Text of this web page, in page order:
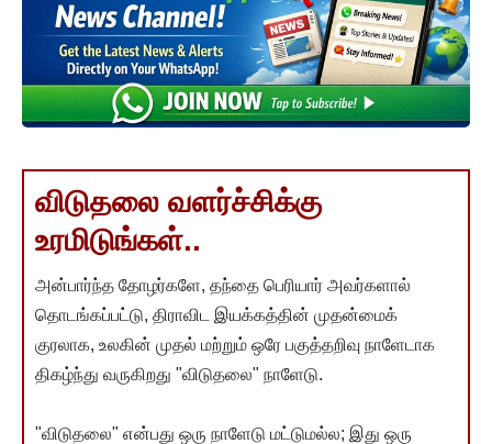
விடுதலை வளர்ச்சிக்கு
உரமிடுங்கள்..
அன்பார்ந்த தோழர்களே, தந்தை பெரியார் அவர்களால்
தொடங்கப்பட்டு, திராவிட இயக்கத்தின் முதன்மைக்
குரலாக, உலகின் முதல் மற்றும் ஒரே பகுத்தறிவு நாளேடாக
திகழ்ந்து வருகிறது "விடுதலை" நாளேடு.
"விடுதலை" என்பது ஒரு நாளேடு மட்டுமல்ல; இது ஒரு